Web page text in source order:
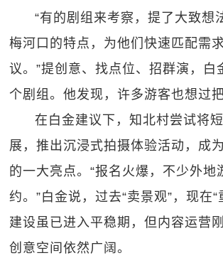
“有的剧组来考察，提了大致想
梅河口的特点，为他们快速匹配需
议。”提创意、找点位、招群演，白
个剧组。他发现，许多游客也想过把
在白金建议下，知北村尝试将
展，推出沉浸式拍摄体验活动，成
的一大亮点。“报名火爆，不少外地
约。”白金说，过去“卖景观”，现在“
建设虽已进入平稳期，但内容运营
创意空间依然广阔。